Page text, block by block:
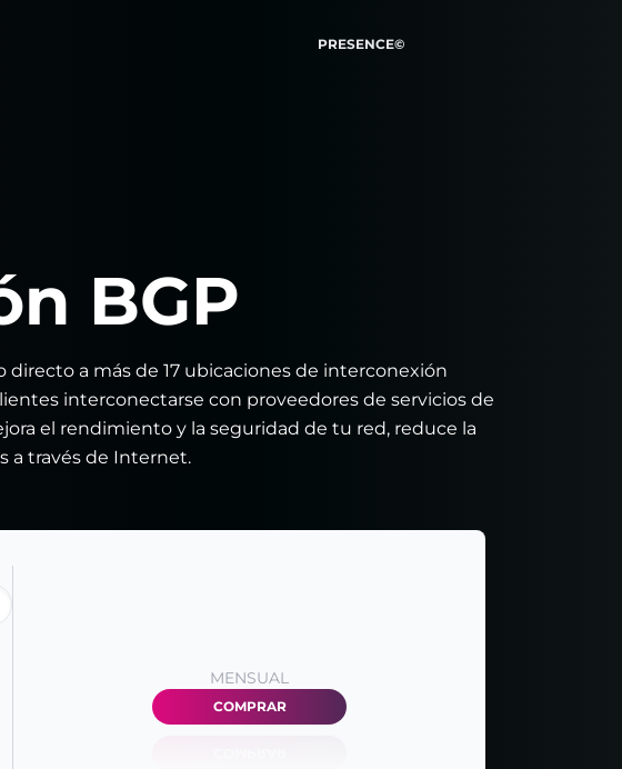
PRESENCE©
BGP
a más de 17 ubicaciones de interconexión
interconectarse con proveedores de servicios de
el rendimiento y la seguridad de tu red, reduce la
a través de Internet.
MENSUAL
COMPRAR